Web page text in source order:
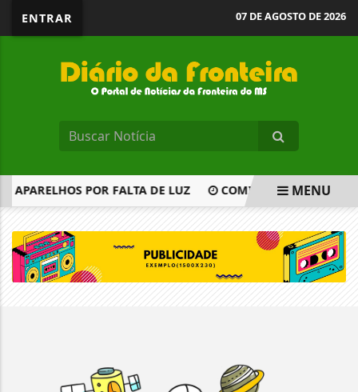
ENTRAR 07 DE AGOSTO DE 2026
APARELHOS POR FALTA DE LUZ COMISSÃO DISCUTE OS
MENU